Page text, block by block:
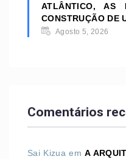
ATLÂNTICO, AS
CONSTRUÇÃO DE
Agosto 5, 2026
Comentários
Sai Kizua emA